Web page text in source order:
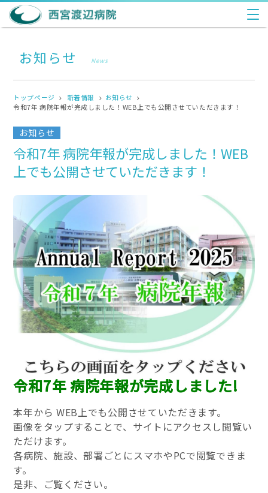
お知らせ News
トップページ 新着情報
お知らせ
令和7年 病院年報が完成しました！WEB上でも公開させていただきます！
お知らせ
令和7年 病院年報が完成しました！WEB
上でも公開させていただきます！
令和7年 病院年報が完成しました!
本年から WEB上でも公開させていただきます。
画像をタップすることで、サイトにアクセスし閲覧い
ただけます。
各病院、施設、部署ごとにスマホやPCで閲覧できま
す。
是非、ご覧ください。